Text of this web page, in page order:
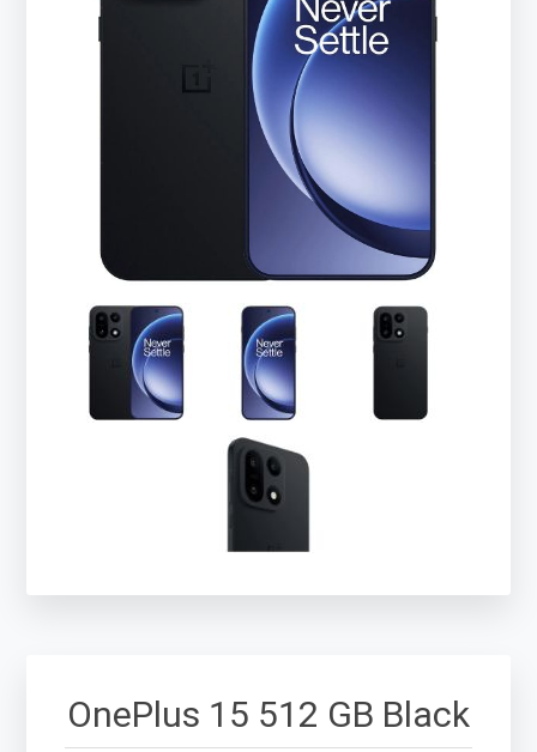
OnePlus 15 512 GB Black